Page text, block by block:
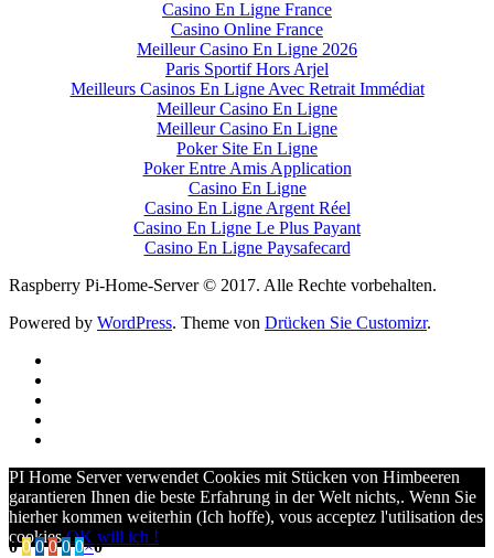
Casino En Ligne France
Casino Online France
Meilleur Casino En Ligne 2026
Paris Sportif Hors Arjel
Meilleurs Casinos En Ligne Avec Retrait Immédiat
Meilleur Casino En Ligne
Meilleur Casino En Ligne
Poker Site En Ligne
Poker Entre Amis Application
Casino En Ligne
Casino En Ligne Argent Réel
Casino En Ligne Le Plus Payant
Casino En Ligne Paysafecard
Raspberry Pi-Home-Server © 2017. Alle Rechte vorbehalten.
Powered by WordPress. Theme von Drücken Sie Customizr.
PI Home Server verwendet Cookies mit Stücken von Himbeeren
garantieren Ihnen die beste Erfahrung in der Welt nichts,. Wenn Sie
hierher kommen weiterhin (Ich hoffe), vous acceptez l'utilisation des
cookies.OK will ich !
0 0 0 0 0 0×0